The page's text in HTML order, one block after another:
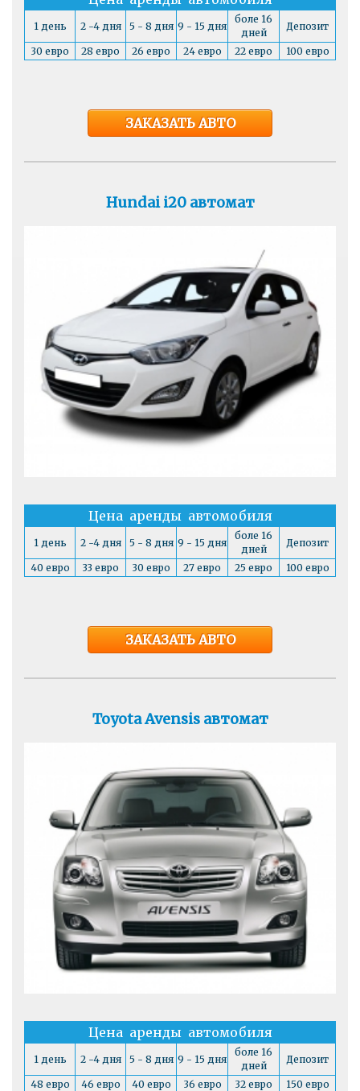
1 день 2 -4 дня 5 - 8 дня 9 - 15 дня
боле 16
дней
Депозит
30 евро 28 евро 26 евро 24 евро 22 евро 100 евро
ЗАКАЗАТЬ АВТО
Hundai i20 автомат
Цена аренды автомобиля
1 день 2 -4 дня 5 - 8 дня 9 - 15 дня
боле 16
дней
Депозит
40 евро 33 евро 30 евро 27 евро 25 евро 100 евро
ЗАКАЗАТЬ АВТО
Toyota Avensis автомат
Цена аренды автомобиля
1 день 2 -4 дня 5 - 8 дня 9 - 15 дня
боле 16
дней
Депозит
48 евро 46 евро 40 евро 36 евро 32 евро 150 евро